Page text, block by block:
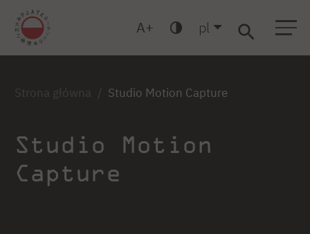
Warszawa Gdanśk Bytom Liceum Podyplomowe MBA
A pl
Strona główna Studio Motion Capture
Studio Motion
Capture